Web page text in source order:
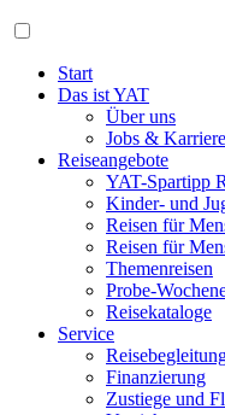
Start
Das ist YAT
Über uns
Jobs & Karriere
Reiseangebote
YAT-Spartipp
Kinder- und
Reisen für
Reisen für
Themenreisen
Probe-
Reisekataloge
Service
Finanzierung
Zustiege und